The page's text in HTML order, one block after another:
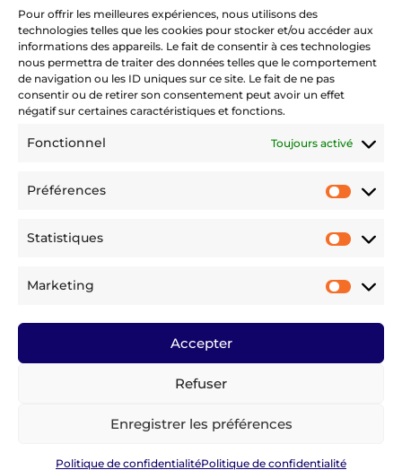
Pour offrir les meilleures expériences, nous utilisons des
technologies telles que les cookies pour stocker et/ou accéder aux
informations des appareils. Le fait de consentir à ces technologies
nous permettra de traiter des données telles que le comportement
de navigation ou les ID uniques sur ce site. Le fait de ne pas
consentir ou de retirer son consentement peut avoir un effet
négatif sur certaines caractéristiques et fonctions.
Fonctionnel Toujours activé
Préférences
Statistiques
Marketing
Accepter
Refuser
Enregistrer les préférences
Politique de confidentialitéPolitique de confidentialité
2024 Cargo Family – Tous droits réservés
d’Utilisation|Politique de confidentialité